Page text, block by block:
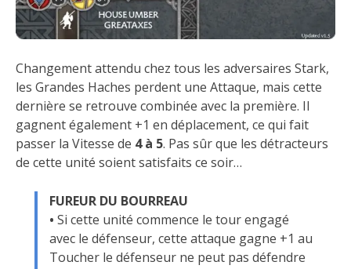
Changement attendu chez tous les adversaires Stark,
les Grandes Haches perdent une Attaque, mais cette
dernière se retrouve combinée avec la première. Il
gagnent également +1 en déplacement, ce qui fait
passer la Vitesse de 4 à 5. Pas sûr que les détracteurs
de cette unité soient satisfaits ce soir…
FUREUR DU BOURREAU
• Si cette unité commence le tour engagé
avec le défenseur, cette attaque gagne +1 au
Toucher le défenseur ne peut pas défendre